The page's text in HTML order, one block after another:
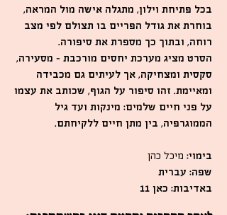
בכל פתיחת וילון, מתגלה אישה מול המראה,
בוחרת את גודל הפריים בו תצולם לפי מצב
רוחה, ובתוך כך מספרת את סיפורה.
הסרט מציג מערכת יחסים מורכבת – מסעירה,
סקסית ומצחיקה, אך לעיתים גם מכבידה
ומאיימת. זהו סיפור על הגוף, שכותב את עצמו
על פני חיים שלמים: מינקות ועד גיל
הממוגרפיה, בין מתן חיים ללקיחתם.
בימוי: מיכל כהן
שפה: עברית
באדיבות: כאן 11